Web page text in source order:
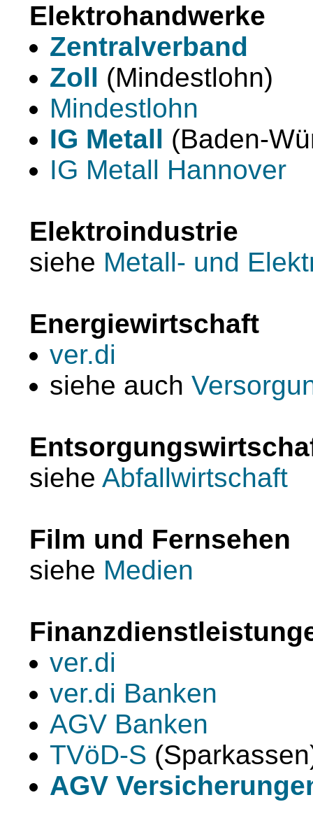
Elektrohandwerke
Zentralverband
Zoll (Mindestlohn)
Mindestlohn
IG Metall (Baden-
IG Metall Hannover
Elektroindustrie
siehe Metall- und
Energiewirtschaft
ver.di
siehe auch
siehe Abfallwirtschaft
Film und Fernsehen
siehe Medien
ver.di
ver.di Banken
AGV Banken
TVöD-S
AGV